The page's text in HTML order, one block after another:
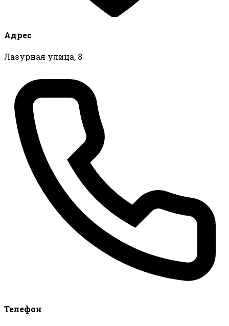
Адрес
Лазурная улица, 8
Телефон